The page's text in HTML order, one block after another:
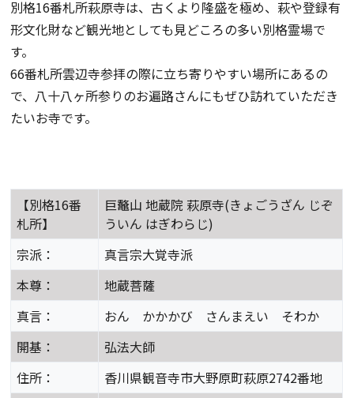
別格16番札所萩原寺は、古くより隆盛を極め、萩や登録有
形文化財など観光地としても見どころの多い別格霊場で
す。
66番札所雲辺寺参拝の際に立ち寄りやすい場所にあるの
で、八十八ヶ所参りのお遍路さんにもぜひ訪れていただき
たいお寺です。
【別格16番
札所】
巨鼇山 地蔵院 萩原寺(きょごうざん じぞ
ういん はぎわらじ)
宗派：
真言宗大覚寺派
本尊：
地蔵菩薩
真言：
おん かかかび さんまえい そわか
開基：
弘法大師
住所：
香川県観音寺市大野原町萩原2742番地